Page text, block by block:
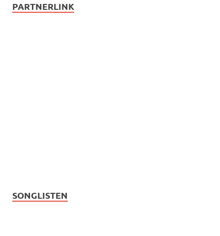
PARTNERLINK
SONGLISTEN